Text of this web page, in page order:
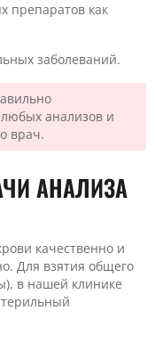
препаратов как
заболеваний.
анализов и
врач.
АНАЛИЗА
качественно и
Для взятия общего
в нашей клинике